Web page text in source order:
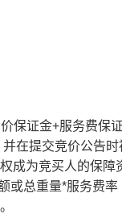
保证金+服务费保
在提交竞价公告
成为竞买人的保障
或总重量*服务费率